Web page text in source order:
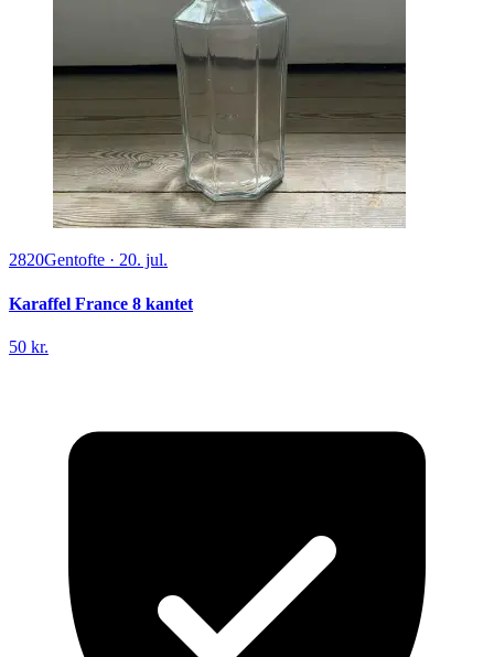
2820Gentofte · 20. jul.
Karaffel France 8 kantet
50 kr.